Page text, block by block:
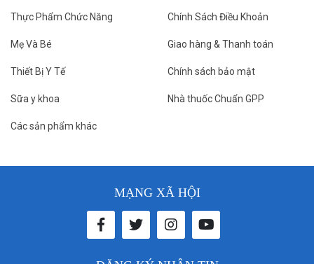
Thực Phẩm Chức Năng
Mẹ Và Bé
Thiết Bị Y Tế
Sữa y khoa
Các sản phẩm khác
Chính Sách Điều Khoản
Giao hàng & Thanh toán
Chính sách bảo mật
Nhà thuốc Chuẩn GPP
MẠNG XÃ HỘI